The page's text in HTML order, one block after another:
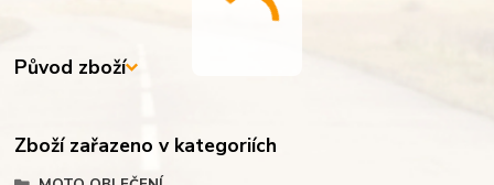
Původ zboží
Zboží zařazeno v kategoriích